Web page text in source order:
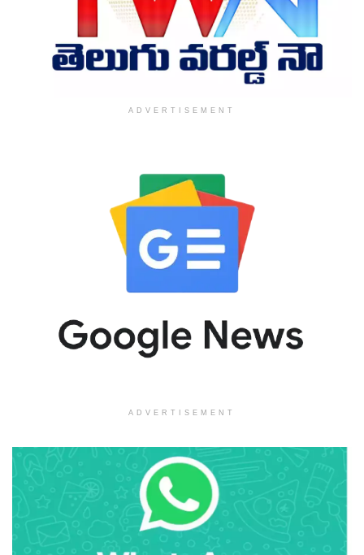
ADVERTISEMENT
ADVERTISEMENT